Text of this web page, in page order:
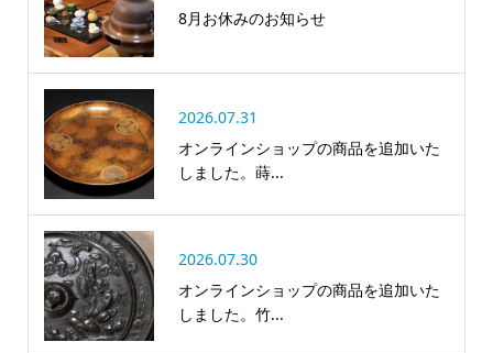
8月お休みのお知らせ
2026.07.31
オンラインショップの商品を追加いた
しました。蒔...
2026.07.30
オンラインショップの商品を追加いた
しました。竹...